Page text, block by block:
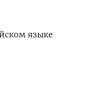
языке